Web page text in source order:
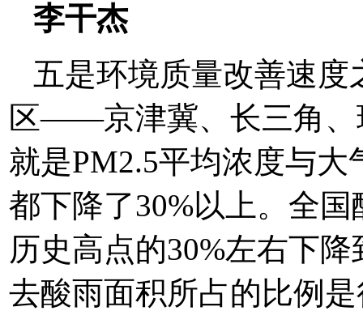
李干杰
五是环境质量改善速度
区——京津冀、长三角、
就是PM2.5平均浓度与
都下降了30%以上。全
历史高点的30%左右下
去酸雨面积所占的比例